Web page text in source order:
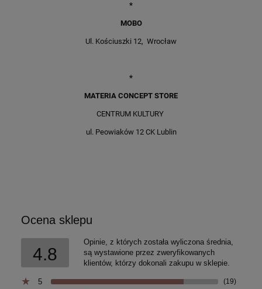
*
MOBO
Ul. Kościuszki 12, Wrocław
*
MATERIA CONCEPT STORE
CENTRUM KULTURY
ul. Peowiaków 12 CK Lublin
Ocena sklepu
4.8
Opinie, z których została wyliczona średnia,
są wystawione przez zweryfikowanych
klientów, którzy dokonali zakupu w sklepie.
5 (19)